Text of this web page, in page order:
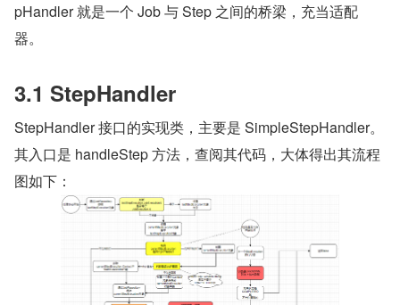
pHandler 就是一个 Job 与 Step 之间的桥梁，充当适配
器。
3.1 StepHandler
StepHandler 接口的实现类，主要是 SimpleStepHandler。
其入口是 handleStep 方法，查阅其代码，大体得出其流程
图如下：